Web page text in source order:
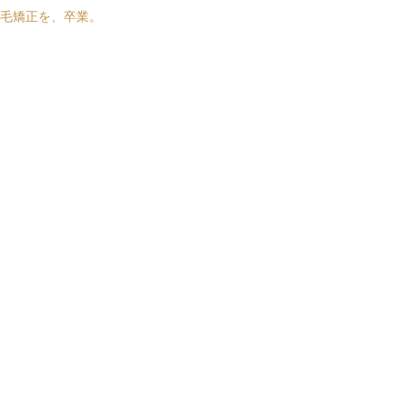
矯正を、卒業。